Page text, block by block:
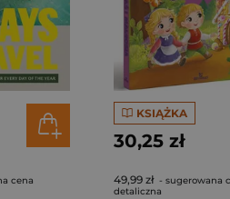
cena
KSIĄŻKA
30,25 zł
49,99 zł - sugerowana
detaliczna